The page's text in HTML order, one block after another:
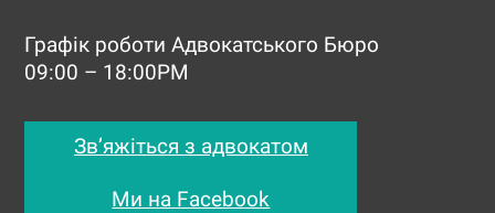
Графік роботи Адвокатського Бюро
09:00 – 18:00PM
Зв’яжіться з адвокатом
Ми на Facebook